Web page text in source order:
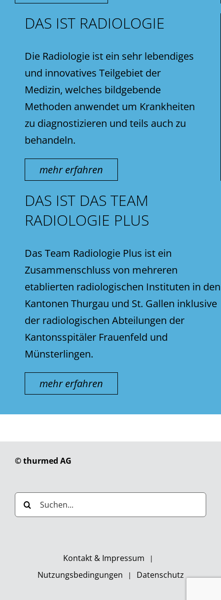
DAS IST RADIOLOGIE
Die Radiologie ist ein sehr lebendiges
und innovatives Teilgebiet der
Medizin, welches bildgebende
Methoden anwendet um Krankheiten
zu diagnostizieren und teils auch zu
behandeln.
mehr erfahren
DAS IST DAS TEAM
RADIOLOGIE PLUS
Das Team Radiologie Plus ist ein
Zusammenschluss von mehreren
etablierten radiologischen Instituten in den
Kantonen Thurgau und St. Gallen inklusive
der radiologischen Abteilungen der
Kantonsspitäler Frauenfeld und
Münsterlingen.
mehr erfahren
© thurmed AG
Suche
nach:
Kontakt & Impressum
Nutzungsbedingungen
Datenschutz